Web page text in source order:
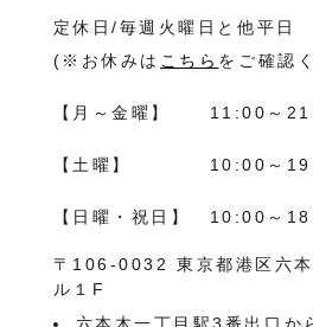
定休日/毎週火曜日と他平日
(※お休みは こちら をご確認
【月～金曜】 11:00～
【土曜】 10:00～
【日曜・祝日】 10:00～
〒106-0032 東京都港区六
ル１F